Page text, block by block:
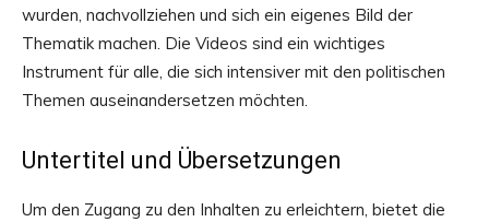
wurden, nachvollziehen und sich ein eigenes Bild der
Thematik machen. Die Videos sind ein wichtiges
Instrument für alle, die sich intensiver mit den politischen
Themen auseinandersetzen möchten.
Untertitel und Übersetzungen
Um den Zugang zu den Inhalten zu erleichtern, bietet die